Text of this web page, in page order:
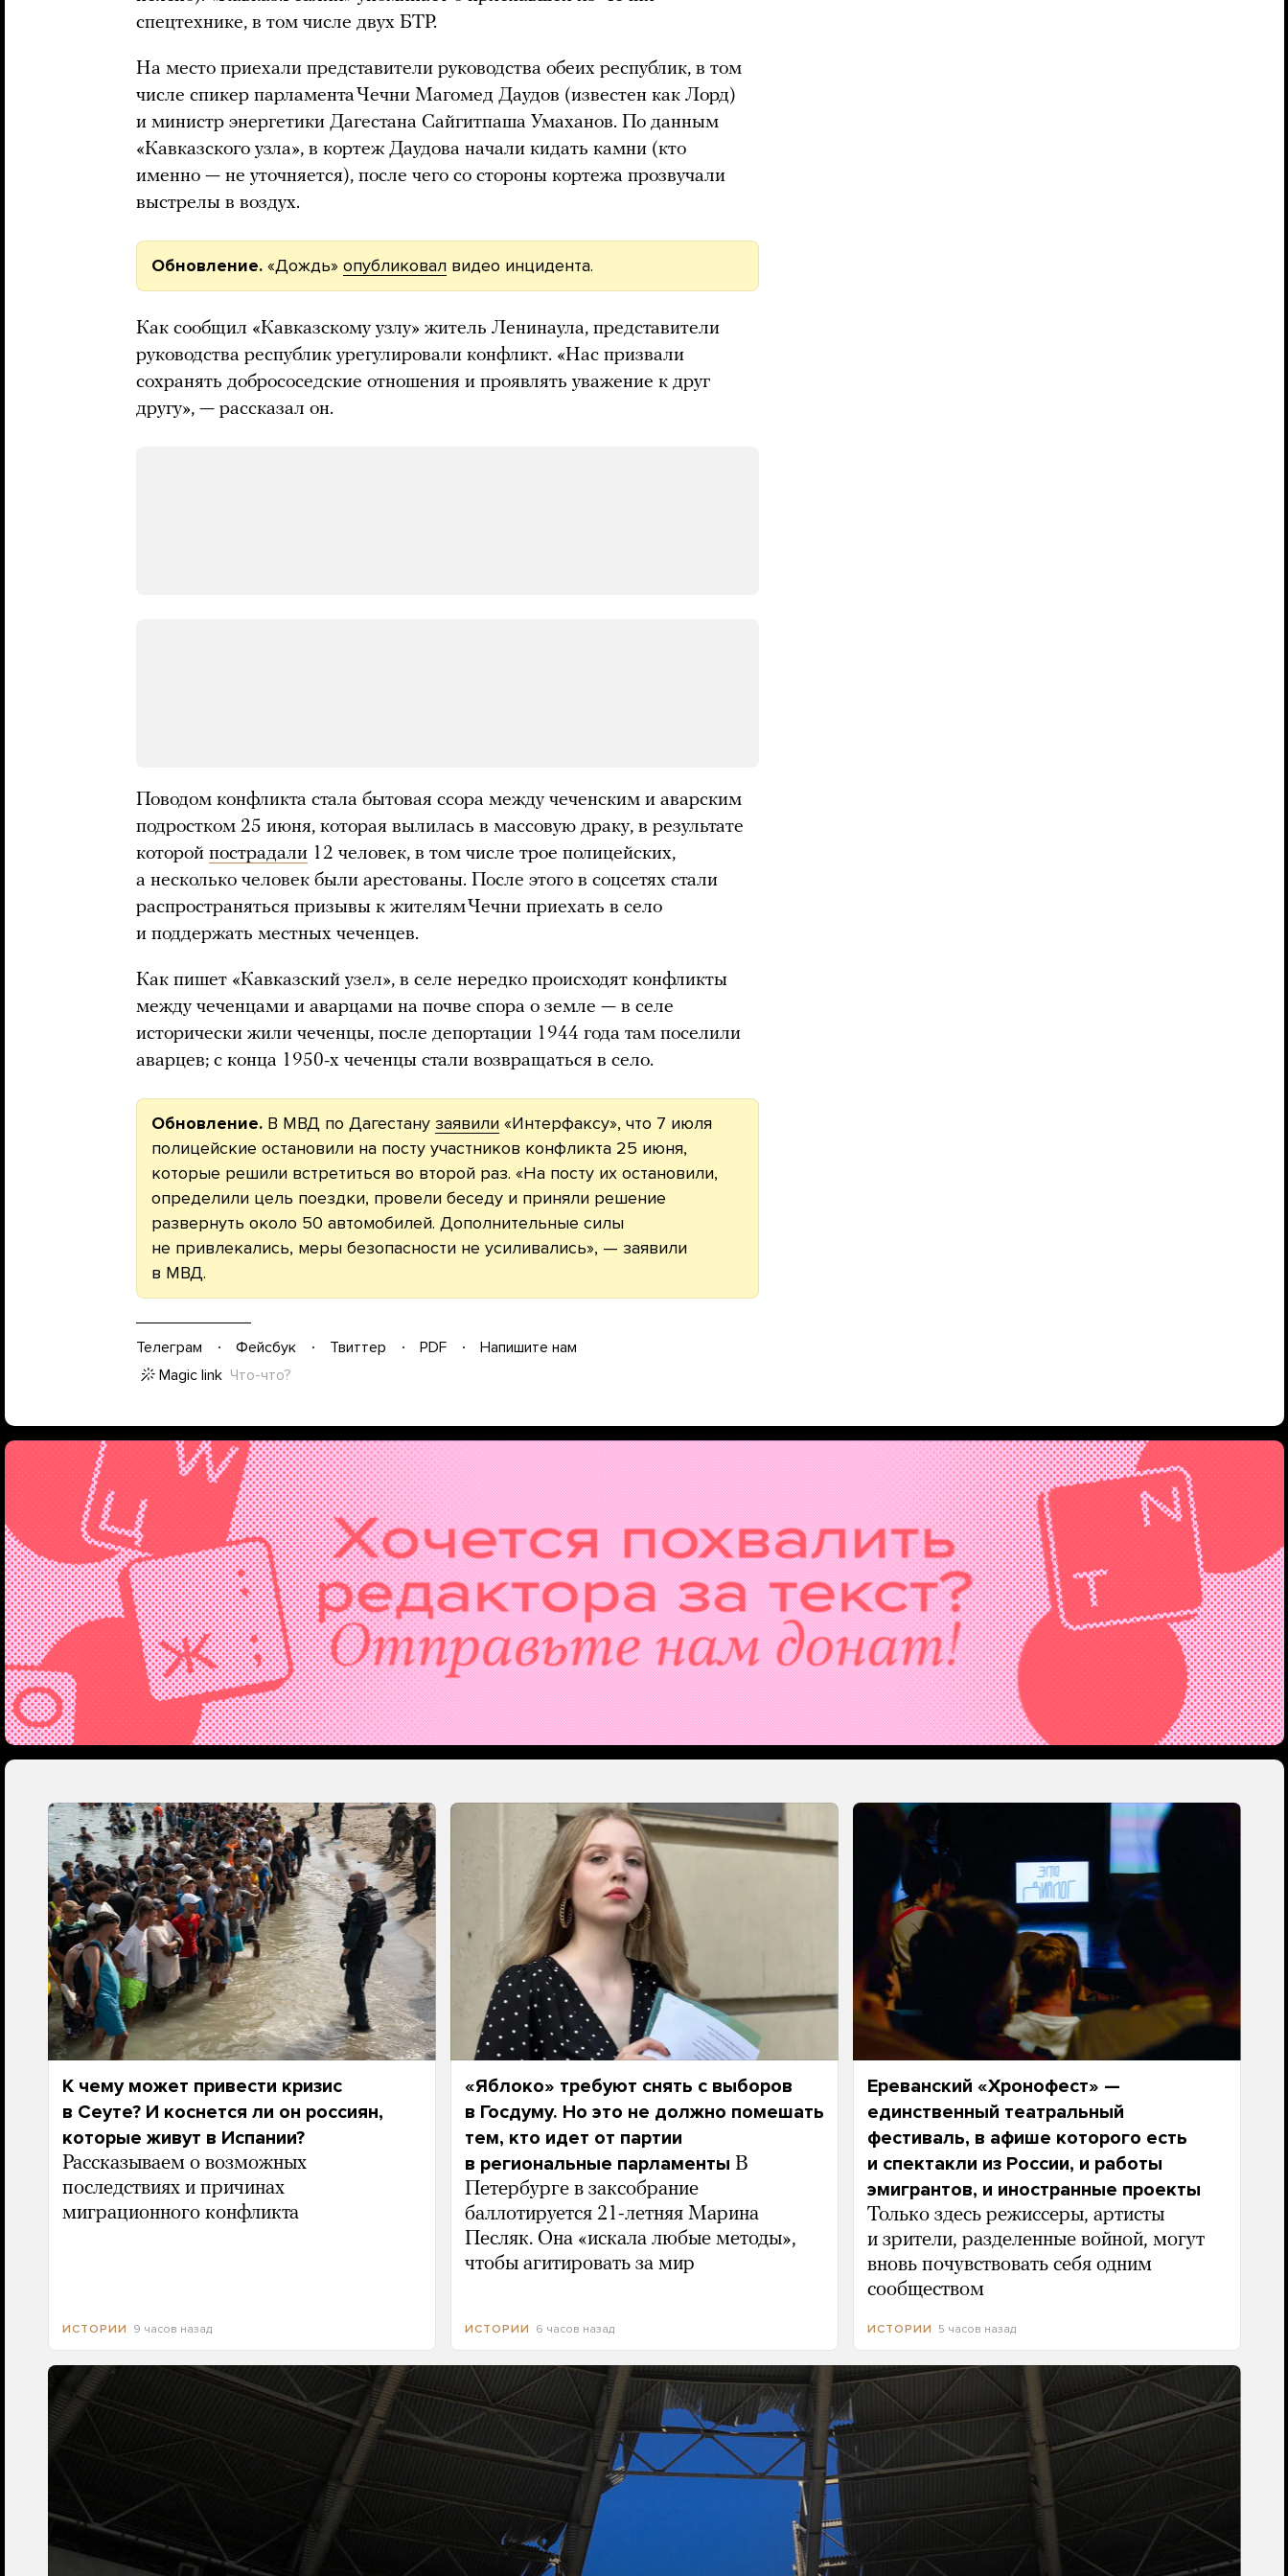
спецтехнике, в том числе двух БТР.
На место приехали представители руководства обеих республик, в том
числе спикер парламента Чечни Магомед Даудов (известен как Лорд)
и министр энергетики Дагестана Сайгитпаша Умаханов. По данным
«Кавказского узла», в кортеж Даудова начали кидать камни (кто
именно — не уточняется), после чего со стороны кортежа прозвучали
выстрелы в воздух.
Обновление. «Дождь» опубликовал видео инцидента.
Как сообщил «Кавказскому узлу» житель Ленинаула, представители
руководства республик урегулировали конфликт. «Нас призвали
сохранять добрососедские отношения и проявлять уважение к друг
другу», — рассказал он.
Поводом конфликта стала бытовая ссора между чеченским и аварским
подростком 25 июня, которая вылилась в массовую драку, в результате
которой пострадали 12 человек, в том числе трое полицейских,
а несколько человек были арестованы. После этого в соцсетях стали
распространяться призывы к жителям Чечни приехать в село
и поддержать местных чеченцев.
Как пишет «Кавказский узел», в селе нередко происходят конфликты
между чеченцами и аварцами на почве спора о земле — в селе
исторически жили чеченцы, после депортации 1944 года там поселили
аварцев; с конца 1950-х чеченцы стали возвращаться в село.
Обновление. В МВД по Дагестану заявили «Интерфаксу», что 7 июля
полицейские остановили на посту участников конфликта 25 июня,
которые решили встретиться во второй раз. «На посту их остановили,
определили цель поездки, провели беседу и приняли решение
развернуть около 50 автомобилей. Дополнительные силы
не привлекались, меры безопасности не усиливались», — заявили
в МВД.
Телеграм Фейсбук Твиттер PDF
Напишите нам
Magic link Что-что?
К чему может привести кризис
в Сеуте? И коснется ли он россиян,
которые живут в Испании?
Рассказываем о возможных
последствиях и причинах
миграционного конфликта
ИСТОРИИ 9 часов назад
«Яблоко» требуют снять с выборов
в Госдуму. Но это не должно помешать
тем, кто идет от партии
в региональные парламенты В
Петербурге в заксобрание
баллотируется 21-летняя Марина
Песляк. Она «искала любые методы»,
чтобы агитировать за мир
ИСТОРИИ 6 часов назад
Ереванский «Хронофест» —
единственный театральный
фестиваль, в афише которого есть
и спектакли из России, и работы
эмигрантов, и иностранные проекты
Только здесь режиссеры, артисты
и зрители, разделенные войной, могут
вновь почувствовать себя одним
сообществом
ИСТОРИИ 5 часов назад